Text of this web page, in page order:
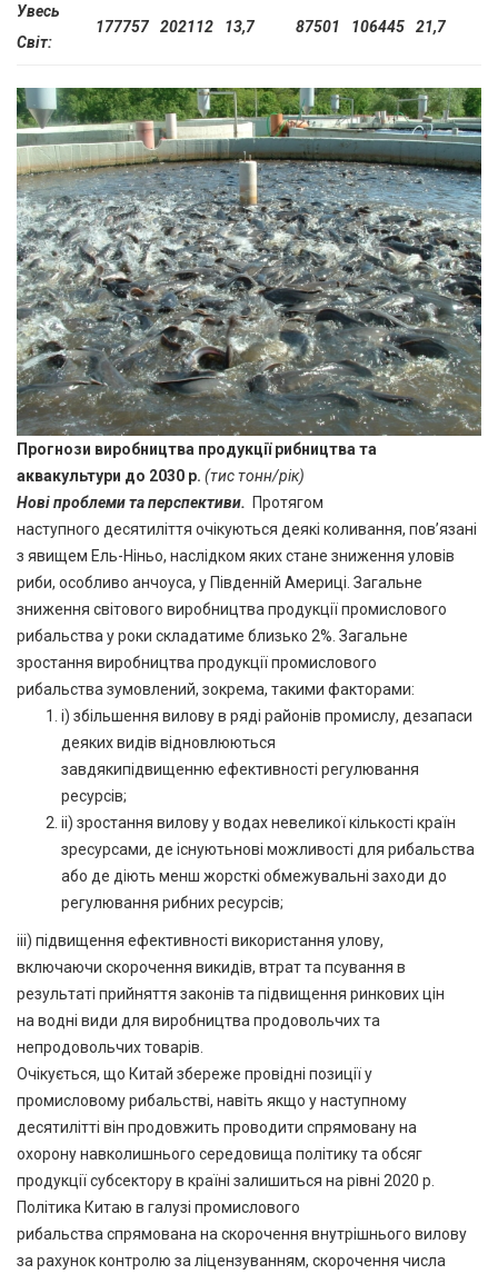
Увесь
Світ:
177757 202112 13,7 87501 106445 21,7
П рогнози виробництва продукції рибництва та
аквакультури до 2030 р. (тис тонн/рік)
Нові проблеми та перспективи. Протягом
наступного десятиліття очікуються деякі коливання, пов’язані
з явищем Ель-Ніньо, наслідком яких стане зниження уловів
риби, особливо анчоуса, у Південній Америці. Загальне
зниження світового виробництва продукції промислового
рибальства у роки складатиме близько 2%. Загальне
зростання виробництва продукції промислового
рибальства зумовлений, зокрема, такими факторами:
i) збільшення вилову в ряді районів промислу, дезапаси
деяких видів відновлюються
завдякипідвищенню ефективності регулювання
ресурсів;
ii) зростання вилову у водах невеликої кількості країн
зресурсами, де існуютьнові можливості для рибальства
або де діють менш жорсткі обмежувальні заходи до
регулювання рибних ресурсів;
iii) підвищення ефективності використання улову,
включаючи скорочення викидів, втрат та псування в
результаті прийняття законів та підвищення ринкових цін
на водні види для виробництва продовольчих та
непродовольчих товарів.
Очікується, що Китай збереже провідні позиції у
промисловому рибальстві, навіть якщо у наступному
десятилітті він продовжить проводити спрямовану на
охорону навколишнього середовища політику та обсяг
продукції субсектору в країні залишиться на рівні 2020 р.
Політика Китаю в галузі промислового
рибальства спрямована на скорочення внутрішнього вилову
за рахунок контролю за ліцензуванням, скорочення числа